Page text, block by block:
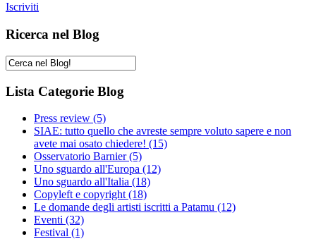
Iscriviti
Ricerca nel Blog
Lista Categorie Blog
Press review (5)
SIAE: tutto quello che avreste sempre voluto sapere e non
avete mai osato chiedere! (15)
Osservatorio Barnier(5)
Uno sguardo all'Europa (12)
Uno sguardo all'Italia (18)
Copyleft e copyright (18)
Le domande degli artisti iscritti a Patamu (12)
Eventi (32)
Festival (1)